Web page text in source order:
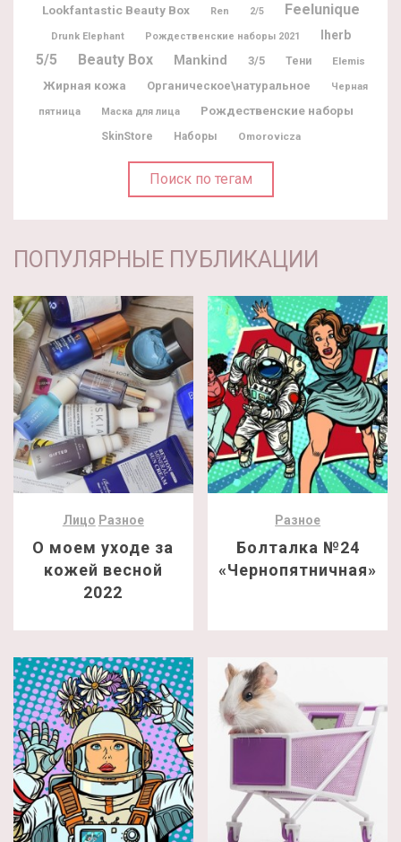
Lookfantastic Beauty Box Ren 2/5 Feelunique
Drunk Elephant Рождественские наборы 2021 Iherb
5/5 Beauty Box Mankind 3/5 Тени Elemis
Жирная кожа Органическое\натуральное Черная
пятница Маска для лица Рождественские наборы
SkinStore Наборы Omorovicza
Поиск по тегам
ПОПУЛЯРНЫЕ ПУБЛИКАЦИИ
Лицо Разное
О моем уходе за
кожей весной
2022
Разное
Болталка №24
«Чернопятничная»